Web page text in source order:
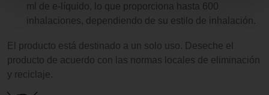
ml de e-líquido, lo que proporciona hasta 600
inhalaciones, dependiendo de su estilo de inhalación.
El producto está destinado a un solo uso. Deseche el
producto de acuerdo con las normas locales de eliminación
y reciclaje.